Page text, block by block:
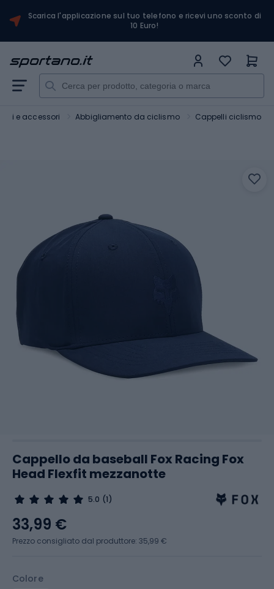
Scarica l'applicazione sul tuo telefono e ricevi uno sconto di
10 Euro!
Bici e accessori Abbigliamento da ciclismo Cappelli ciclismo
Cappello da baseball Fox Racing Fox
Head Flexfit mezzanotte
5.0 (1)
Colore
33,99 €
Prezzo consigliato dal produttore: 35,99 €